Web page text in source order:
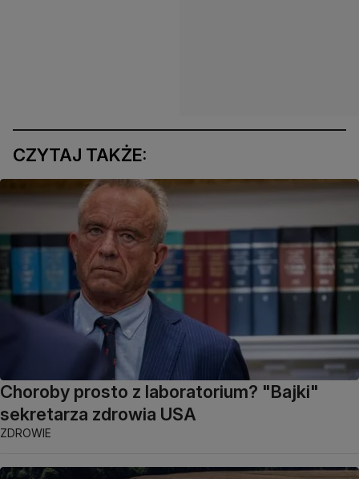
CZYTAJ TAKŻE:
Choroby prosto z laboratorium? "Bajki"
sekretarza zdrowia USA
ZDROWIE